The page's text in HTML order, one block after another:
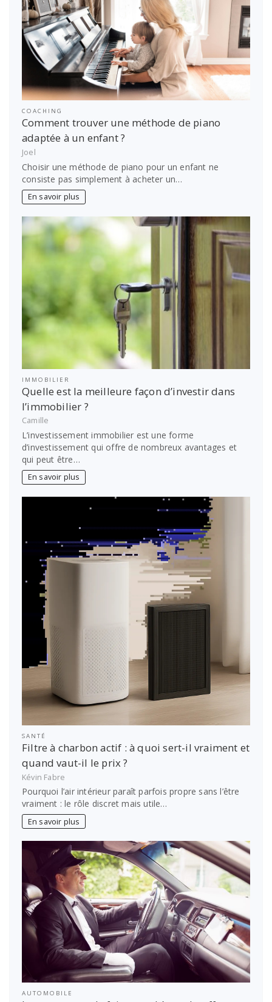
COACHING
Comment trouver une méthode de piano
adaptée à un enfant ?
Joel
Choisir une méthode de piano pour un enfant ne
consiste pas simplement à acheter un…
En savoir plus
IMMOBILIER
Quelle est la meilleure façon d’investir dans
l’immobilier ?
Camille
L’investissement immobilier est une forme
d’investissement qui offre de nombreux avantages et
qui peut être…
En savoir plus
SANTÉ
Filtre à charbon actif : à quoi sert-il vraiment et
quand vaut-il le prix ?
Kévin Fabre
Pourquoi l’air intérieur paraît parfois propre sans l’être
vraiment : le rôle discret mais utile…
En savoir plus
AUTOMOBILE